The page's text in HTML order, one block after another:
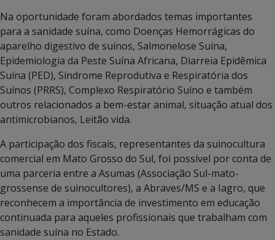
Na oportunidade foram abordados temas importantes
para a sanidade suína, como Doenças Hemorrágicas do
aparelho digestivo de suínos, Salmonelose Suína,
Epidemiologia da Peste Suína Africana, Diarreia Epidêmica
Suína (PED), Síndrome Reprodutiva e Respiratória dos
Suínos (PRRS), Complexo Respiratório Suíno e também
outros relacionados a bem-estar animal, situação atual dos
antimicrobianos, Leitão vida.
A participação dos fiscais, representantes da suinocultura
comercial em Mato Grosso do Sul, foi possível por conta de
uma parceria entre a Asumas (Associação Sul-mato-
grossense de suinocultores), a Abraves/MS e a Iagro, que
reconhecem a importância de investimento em educação
continuada para aqueles profissionais que trabalham com
sanidade suína no Estado.